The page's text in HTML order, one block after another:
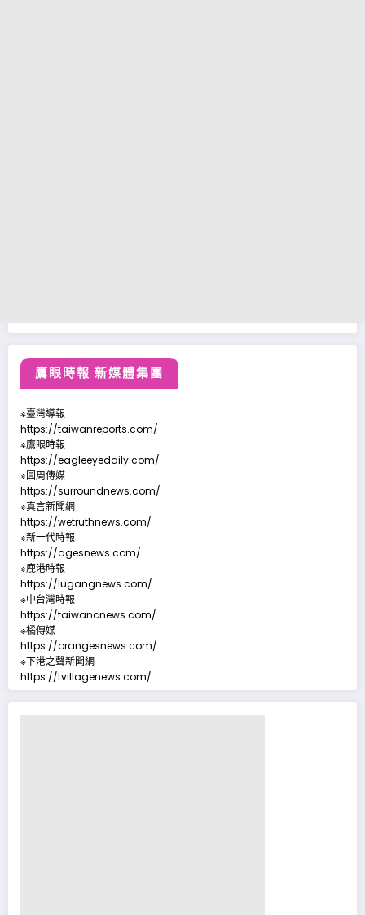
鷹眼時報 新媒體集團
※臺灣導報
https://taiwanreports.com/
※鷹眼時報
https://eagleeyedaily.com/
※圓周傳媒
https://surroundnews.com/
※真言新聞網
https://wetruthnews.com/
※新一代時報
https://agesnews.com/
※鹿港時報
https://lugangnews.com/
※中台灣時報
https://taiwancnews.com/
※橘傳媒
https://orangesnews.com/
※下港之聲新聞網
https://tvillagenews.com/